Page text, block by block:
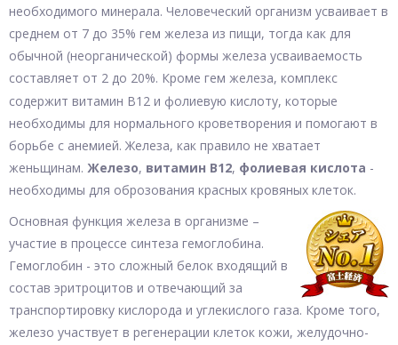
необходимого минерала. Человеческий организм усваивает в
среднем от 7 до 35% гем железа из пищи, тогда как для
обычной (неорганической) формы железа усваиваемость
составляет от 2 до 20%. Кроме гем железа, комплекс
содержит витамин B12 и фолиевую кислоту, которые
необходимы для нормального кроветворения и помогают в
борьбе с анемией. Железа, как правило не хватает
женьщинам. Железо, витамин В12, фолиевая кислота -
необходимы для оброзования красных кровяных клеток.
Основная функция железа в организме –
участие в процессе синтеза гемоглобина.
Гемоглобин - это сложный белок входящий в
состав эритроцитов и отвечающий за
транспортировку кислорода и углекислого газа. Кроме того,
железо участвует в регенерации клеток кожи, желудочно-